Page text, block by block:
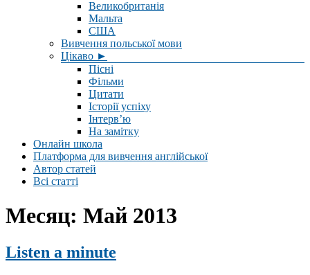
Великобританія
Мальта
США
Вивчення польської мови
Цікаво ►
Пісні
Фільми
Цитати
Історії успіху
Інтерв’ю
На замітку
Онлайн школа
Платформа для вивчення англійської
Автор статей
Всі статті
Месяц: Май 2013
Listen a minute